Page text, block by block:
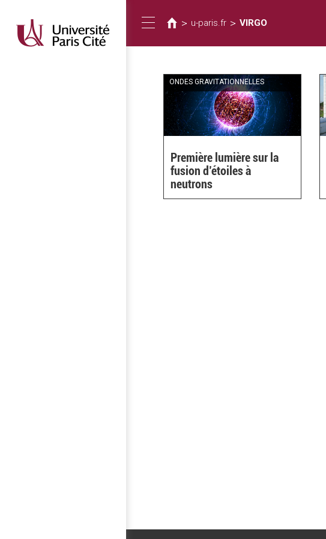
contenu
principal
Toggle
navigation
êtes
ici
> u-paris.fr > VIRGO
ONDES GRAVITATIONNELLES
Première lumière sur la
fusion d’étoiles à
neutrons